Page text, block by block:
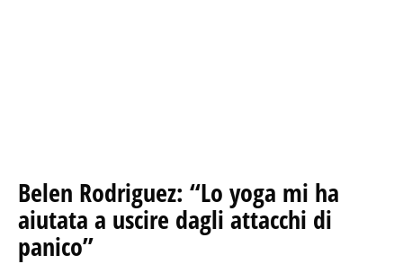
Belen Rodriguez: “Lo yoga mi ha
aiutata a uscire dagli attacchi di
panico”